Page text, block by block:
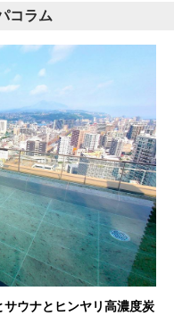
コラム
ウナとヒンヤリ高濃度炭